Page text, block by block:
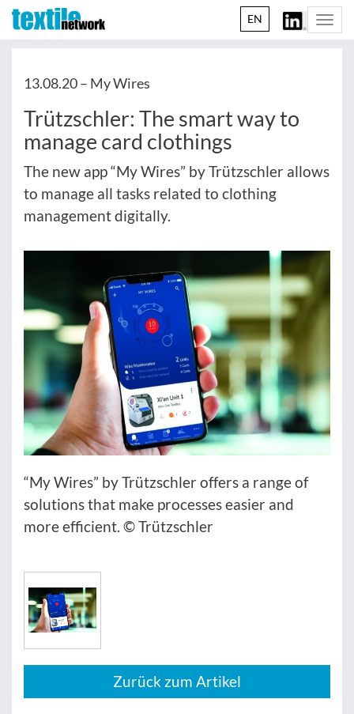
EN
13.08.20 – My Wires
Trützschler: The smart way to
manage card clothings
The new app “My Wires” by Trützschler allows
to manage all tasks related to clothing
management digitally.
“My Wires” by Trützschler offers a range of
solutions that make processes easier and
more efficient. © Trützschler
Zurück zum Artikel